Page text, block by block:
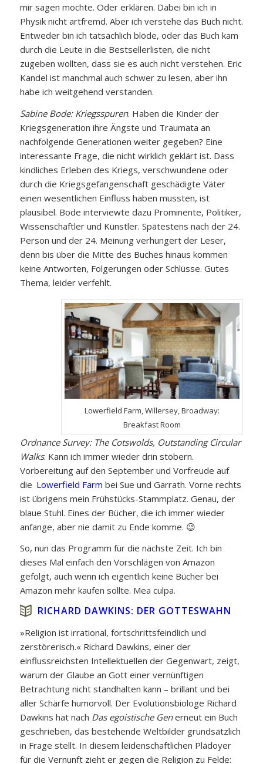
mir sagen möchte. Oder erklären. Dabei bin ich in
Physik nicht artfremd. Aber ich verstehe das Buch nicht.
Entweder bin ich tatsächlich blöde, oder das Buch kam
durch die Leute in die Bestsellerlisten, die nicht
zugeben wollten, dass sie es auch nicht verstehen. Eric
Kandel ist manchmal auch schwer zu lesen, aber ihn
habe ich weitgehend verstanden.
Sabine Bode: Kriegsspuren. Haben die Kinder der
Kriegsgeneration ihre Ängste und Traumata an
nachfolgende Generationen weiter gegeben? Eine
interessante Frage, die nicht wirklich geklärt ist. Dass
kindliches Erleben des Kriegs, verschwundene oder
durch die Kriegsgefangenschaft geschädigte Väter
einen wesentlichen Einfluss haben mussten, ist
plausibel. Bode interviewte dazu Prominente, Politiker,
Wissenschaftler und Künstler. Spätestens nach der 24.
Person und der 24. Meinung verhungert der Leser,
denn bis über die Mitte des Buches hinaus kommen
keine Antworten, Folgerungen oder Schlüsse. Gutes
Thema, leider verfehlt.
Lowerfield Farm, Willersey, Broadway:
Breakfast Room
Ordnance Survey: The Cotswolds, Outstanding Circular
Walks. Kann ich immer wieder drin stöbern.
Vorbereitung auf den September und Vorfreude auf
die Lowerfield Farm bei Sue und Garrath. Vorne rechts
ist übrigens mein Frühstücks-Stammplatz. Genau, der
blaue Stuhl. Eines der Bücher, die ich immer wieder
anfange, aber nie damit zu Ende komme. 😉
So, nun das Programm für die nächste Zeit. Ich bin
dieses Mal einfach den Vorschlägen von Amazon
gefolgt, auch wenn ich eigentlich keine Bücher bei
Amazon mehr kaufen sollte. Mea culpa.
RICHARD DAWKINS: DER GOTTESWAHN
»Religion ist irrational, fortschrittsfeindlich und
zerstörerisch.« Richard Dawkins, einer der
einflussreichsten Intellektuellen der Gegenwart, zeigt,
warum der Glaube an Gott einer vernünftigen
Betrachtung nicht standhalten kann – brillant und bei
aller Schärfe humorvoll. Der Evolutionsbiologe Richard
Dawkins hat nach Das egoistische Generneut ein Buch
geschrieben, das bestehende Weltbilder grundsätzlich
in Frage stellt. In diesem leidenschaftlichen Plädoyer
für die Vernunft zieht er gegen die Religion zu Felde: